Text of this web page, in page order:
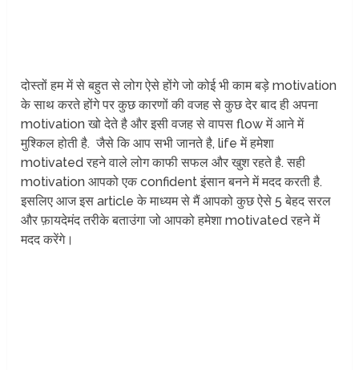
दोस्तों हम में से बहुत से लोग ऐसे होंगे जो कोई भी काम बड़े motivation
के साथ करते होंगे पर कुछ कारणों की वजह से कुछ देर बाद ही अपना
motivation खो देते है और इसी वजह से वापस flow में आने में
मुश्किल होती है. जैसे कि आप सभी जानते है, life में हमेशा
motivated रहने वाले लोग काफी सफल और खुश रहते है. सही
motivation आपको एक confident इंसान बनने में मदद करती है.
इसलिए आज इस article के माध्यम से मैं आपको कुछ ऐसे 5 बेहद सरल
और फ़ायदेमंद तरीके बताउंगा जो आपको हमेशा motivated रहने में
मदद करेंगे।